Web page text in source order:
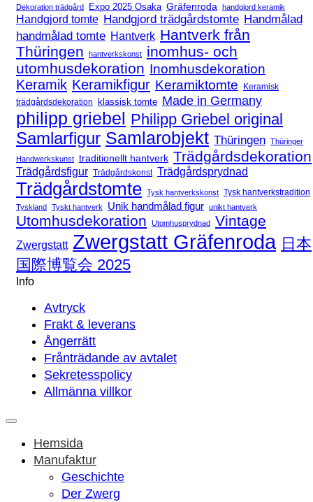
Dekoration trädgård Expo 2025 Osaka Gräfenroda handgjord keramik
Handgjord tomte Handgjord trädgårdstomte Handmålad
handmålad tomte Hantverk Hantverk från
Thüringen
hantverkskonst
inomhus- och
utomhusdekoration Inomhusdekoration
Keramik Keramikfigur Keramiktomte
Keramisk
trädgårdsdekoration
klassisk tomte Made in Germany
philipp griebel Philipp Griebel original
Samlarfigur Samlarobjekt Thüringen Thüringer
Handwerkskunst traditionellt hantverk Trädgårdsdekoration
Trädgårdsfigur Trädgårdskonst Trädgårdsprydnad
Trädgårdstomte Tysk hantverkskonst Tysk hantverkstradition
Tyskland Tyskt hantverk Unik handmålad figur unikt hantverk
Utomhusdekoration Utomhusprydnad Vintage
Zwergstatt Zwergstatt Gräfenroda 日本
国際博覧会 2025
Info
Avtryck
Frakt & leverans
Ångerrätt
Frånträdande av avtalet
Sekretesspolicy
Allmänna villkor
Hemsida
Manufaktur
Geschichte
Der Zwerg